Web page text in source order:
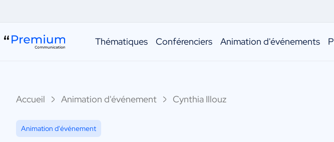
Thématiques Conférenciers Animation d'événements
Accueil Animation d'événement Cynthia Illouz
Animation d'événement